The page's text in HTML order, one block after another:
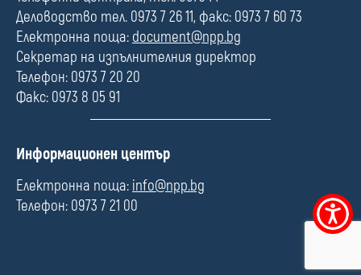
Меню
за
Деловодство тел. 0973 7 26 11, факс: 0973 7 60 73
Електронна поща: document@npp.bg
Секретар на изпълнителния директор
Телефон: 0973 7 20 20
Факс: 0973 8 05 91
П
л
е
Информационен център
Електронна поща: info@npp.bg
Телефон: 0973 7 21 00